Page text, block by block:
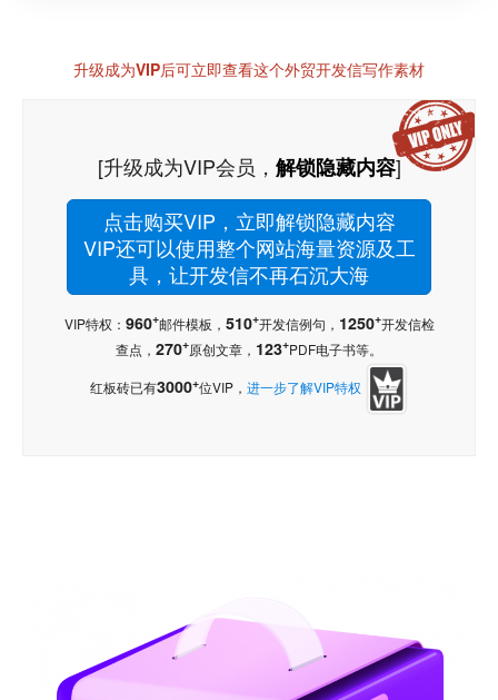
升级成为VIP后可立即查看这个外贸开发信写作素材
[升级成为VIP会员， 解锁隐藏内容]
点击购买VIP，立即解锁隐藏内容
VIP还可以使用整个网站海量资源及工
具，让开发信不再石沉大海
VIP特权： 960+邮件模板， 510+开发信例句， 1250+开发信检
查点， 270+原创文章， 123+PDF电子书等。
红板砖已有3000+位VIP， 进一步了解VIP特权